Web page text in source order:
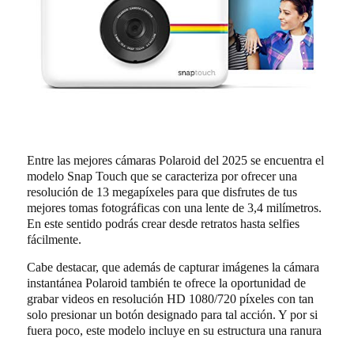
Entre las mejores cámaras Polaroid del 2025 se encuentra el
modelo Snap Touch que se caracteriza por ofrecer una
resolución de 13 megapíxeles para que disfrutes de tus
mejores tomas fotográficas con una lente de 3,4 milímetros.
En este sentido podrás crear desde retratos hasta selfies
fácilmente.
Cabe destacar, que además de capturar imágenes la cámara
instantánea Polaroid también te ofrece la oportunidad de
grabar videos en resolución HD 1080/720 píxeles con tan
solo presionar un botón designado para tal acción. Y por si
fuera poco, este modelo incluye en su estructura una ranura